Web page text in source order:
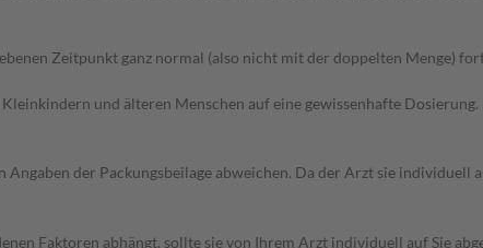
Zeitpunkt ganz normal (also nicht mit der doppelten Menge)
und älteren Menschen auf eine gewissenhafte
der Packungsbeilage abweichen. Da der Arzt sie
Faktoren abhängt, sollte sie von Ihrem Arzt individuell auf Sie